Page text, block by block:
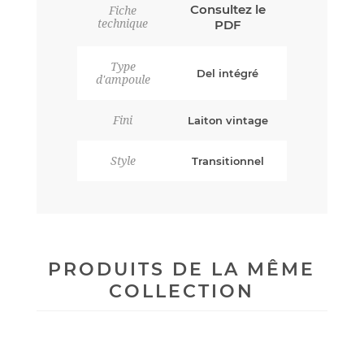
Fiche
technique
Consultez le
PDF
Type
d'ampoule
Del intégré
Fini Laiton vintage
Style Transitionnel
PRODUITS DE LA MÊME
COLLECTION